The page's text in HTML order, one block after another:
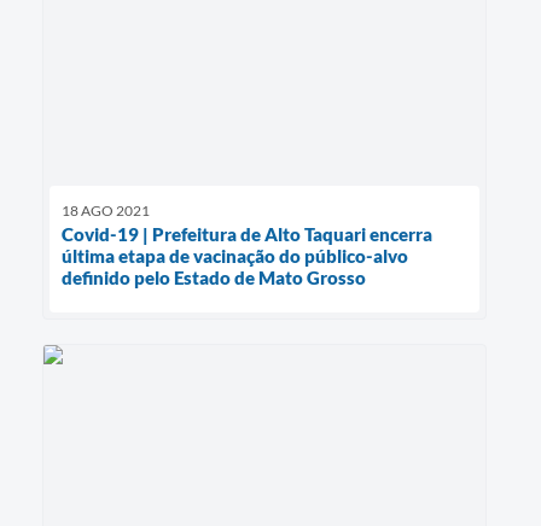
18 AGO 2021
Covid-19 | Prefeitura de Alto Taquari encerra
última etapa de vacinação do público-alvo
definido pelo Estado de Mato Grosso